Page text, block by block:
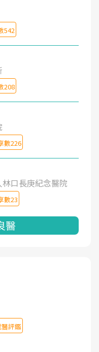
542
208
數226
口長庚紀念醫院
數23
醫
評鑑